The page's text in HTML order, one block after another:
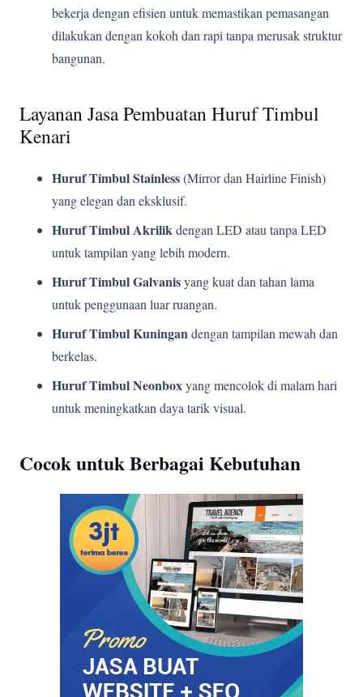
bekerja dengan efisien untuk memastikan pemasangan
dilakukan dengan kokoh dan rapi tanpa merusak struktur
bangunan.
Layanan Jasa Pembuatan Huruf Timbul
Kenari
Huruf Timbul Stainless(Mirror dan Hairline Finish)
yang elegan dan eksklusif.
Huruf Timbul Akrilikdengan LED atau tanpa LED
untuk tampilan yang lebih modern.
Huruf Timbul Galvanisyang kuat dan tahan lama
untuk penggunaan luar ruangan.
Huruf Timbul Kuningandengan tampilan mewah dan
berkelas.
Huruf Timbul Neonboxyang mencolok di malam hari
untuk meningkatkan daya tarik visual.
Cocok untuk Berbagai Kebutuhan